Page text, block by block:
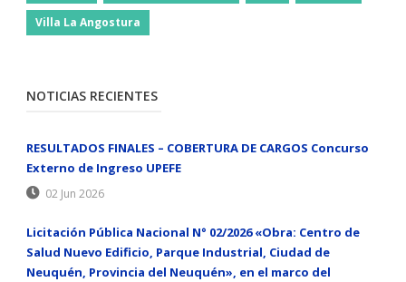
Villa La Angostura
NOTICIAS RECIENTES
RESULTADOS FINALES – COBERTURA DE CARGOS Concurso
Externo de Ingreso UPEFE
02 Jun 2026
Licitación Pública Nacional N° 02/2026 «Obra: Centro de
Salud Nuevo Edificio, Parque Industrial, Ciudad de
Neuquén, Provincia del Neuquén», en el marco del